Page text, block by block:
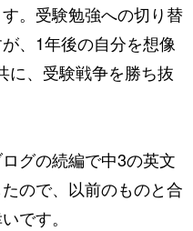
。受験勉強への切り替
、1年後の自分を想像
に、受験戦争を勝ち抜
グの続編で中3の英文
ので、以前のものと合
です。